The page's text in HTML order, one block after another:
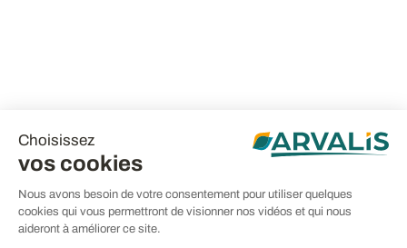
Choisissez
vos cookies
Nous avons besoin de votre consentement pour utiliser quelques
cookies qui vous permettront de visionner nos vidéos et qui nous
aideront à améliorer ce site.